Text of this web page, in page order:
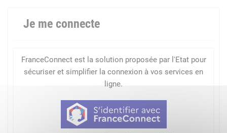
Je me connecte
FranceConnect est la solution proposée par l'Etat pour
sécuriser et simplifier la connexion à vos services en
ligne.